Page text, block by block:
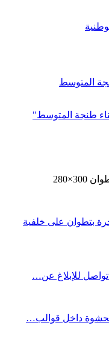
بتطوان على خلفية
للإبلاغ عن…